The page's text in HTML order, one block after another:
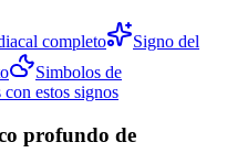
completo
Signo del
Simbolos de
estos signos
profundo de